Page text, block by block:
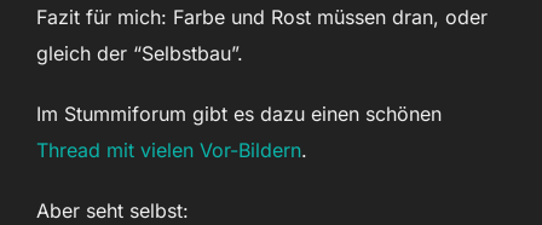
Fazit für mich: Farbe und Rost müssen dran, oder
gleich der “Selbstbau”.
Im Stummiforum gibt es dazu einen schönen
Thread mit vielen Vor-Bildern.
Aber seht selbst: